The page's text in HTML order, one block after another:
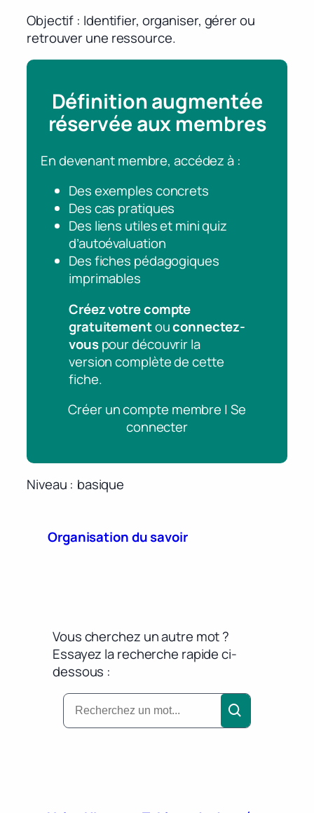
Objectif : Identifier, organiser, gérer ou
retrouver une ressource.
Définition augmentée
réservée aux membres
En devenant membre, accédez à :
Des exemples concrets
Des cas pratiques
Des liens utiles et mini quiz
d’autoévaluation
Des fiches pédagogiques
imprimables
Créez votre compte
gratuitementouconnectez-
vouspour découvrir la
version complète de cette
fiche.
Créer un compte membre | Se
connecter
Niveau basique
Organisation du savoir
Vous cherchez un autre mot ?
Essayez la recherche rapide ci-
dessous :